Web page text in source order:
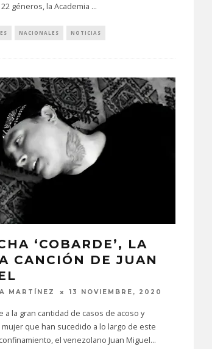
géneros, la Academia ...
NACIONALES NOTICIAS
‘COBARDE’, LA
CANCIÓN DE JUAN
MARTÍNEZ 13 NOVIEMBRE, 2020
a la gran cantidad de casos de acoso y
mujer que han sucedido a lo largo de este
el venezolano Juan Miguel...